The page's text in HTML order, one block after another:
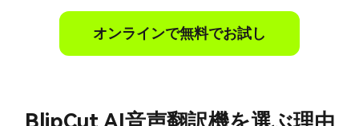
オンラインで無料でお試し